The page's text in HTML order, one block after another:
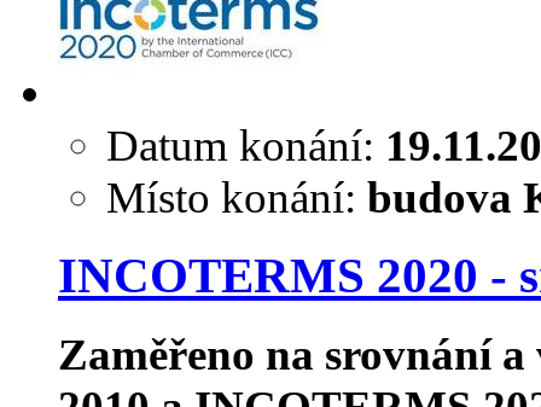
Datum konání:
Místo konání: budova
INCOTERMS 2020 -
Zaměřeno na srovnání